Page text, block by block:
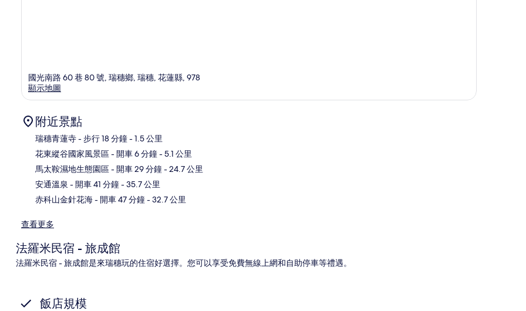
國光南路 60 巷 80 號, 瑞穗鄉, 瑞穗, 花蓮縣, 978
顯示地圖
附近景點
瑞穗青蓮寺- 步行 18 分鐘- 1.5 公里
花東縱谷國家風景區- 開車 6 分鐘- 5.1 公里
馬太鞍濕地生態園區- 開車 29 分鐘- 24.7 公里
安通溫泉 - 開車 41 分鐘- 35.7 公里
赤科山金針花海- 開車 47 分鐘- 32.7 公里
查看更多
法羅米民宿 - 旅成館
法羅米民宿 - 旅成館是來瑞穗玩的住宿好選擇。您可以享受免費無線上網和自助停車等禮遇。
飯店規模